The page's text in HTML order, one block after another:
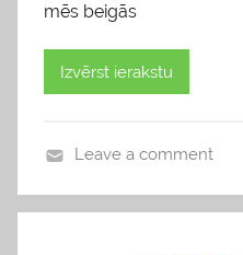
mēs beigās
Izvērst ierakstu
l
Leave a comment